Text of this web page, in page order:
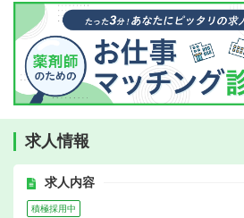
求人情報
求人内容
積極採用中